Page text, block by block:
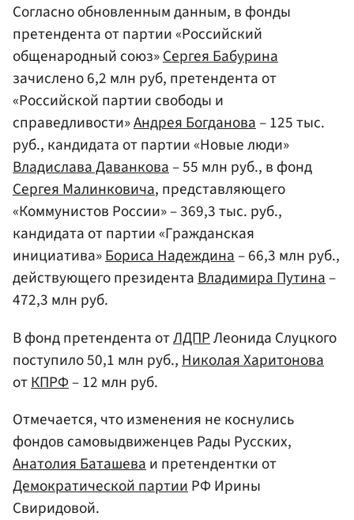
Согласно обновленным данным, в фонды
претендента от партии «Российский
общенародный союз»Сергея Бабурина
зачислено 6,2 млн руб, претендента от
«Российской партии свободы и
справедливости»Андрея Богданова– 125 тыс.
руб., кандидата от партии «Новые люди»
Владислава Даванкова– 55 млн руб., в фонд
Сергея Малинковича, представляющего
«Коммунистов России» – 369,3 тыс. руб.,
кандидата от партии «Гражданская
инициатива»Бориса Надеждина– 66,3 млн руб.,
действующего президентаВладимира Путина–
472,3 млн руб.
В фонд претендента отЛДПРЛеонида Слуцкого
поступило 50,1 млн руб., Николая Харитонова
отКПРФ– 12 млн руб.
Отмечается, что изменения не коснулись
фондов самовыдвиженцев Рады Русских,
Анатолия Баташеваи претендентки от
Демократической партииРФ Ирины
Свиридовой.